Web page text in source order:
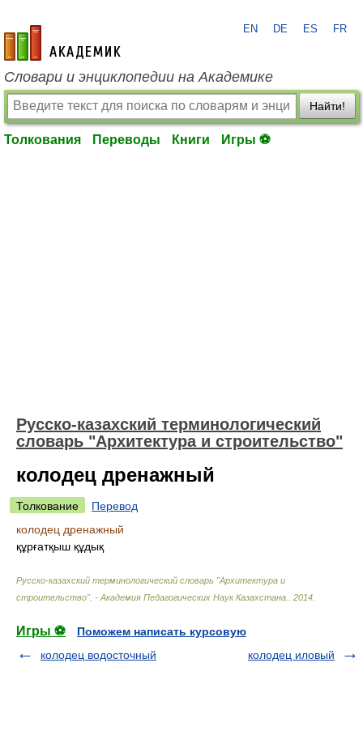
academic.ru
EN DE ES FR
Словари и энциклопедии на Академике
Найти!
Толкования Переводы Книги Игры ⚽
Русско-казахский терминологический
словарь "Архитектура и строительство"
колодец дренажный
Толкование
Перевод
колодец дренажный
құрғатқыш құдық
Русско-казахский терминологический словарь "Архитектура и
строительство". - Академия Педагогических Наук Казахстана.
2014
Игры ⚽
Поможем написать курсовую
колодец водосточный
колодец иловый